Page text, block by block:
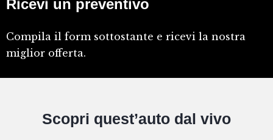
Ricevi un preventivo
Compila il form sottostante e ricevi la nostra
miglior offerta.
Scopri quest’auto dal vivo